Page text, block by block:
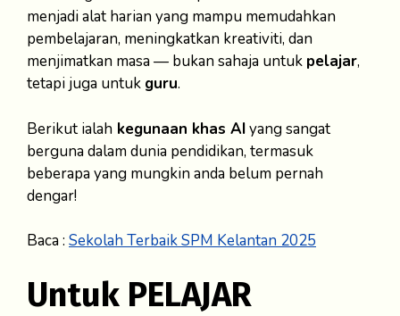
menjadi alat harian yang mampu memudahkan
pembelajaran, meningkatkan kreativiti, dan
menjimatkan masa — bukan sahaja untuk pelajar,
tetapi juga untuk guru.
Berikut ialah kegunaan khas AIyang sangat
berguna dalam dunia pendidikan, termasuk
beberapa yang mungkin anda belum pernah
dengar!
Baca : Sekolah Terbaik SPM Kelantan 2025
Untuk PELAJAR